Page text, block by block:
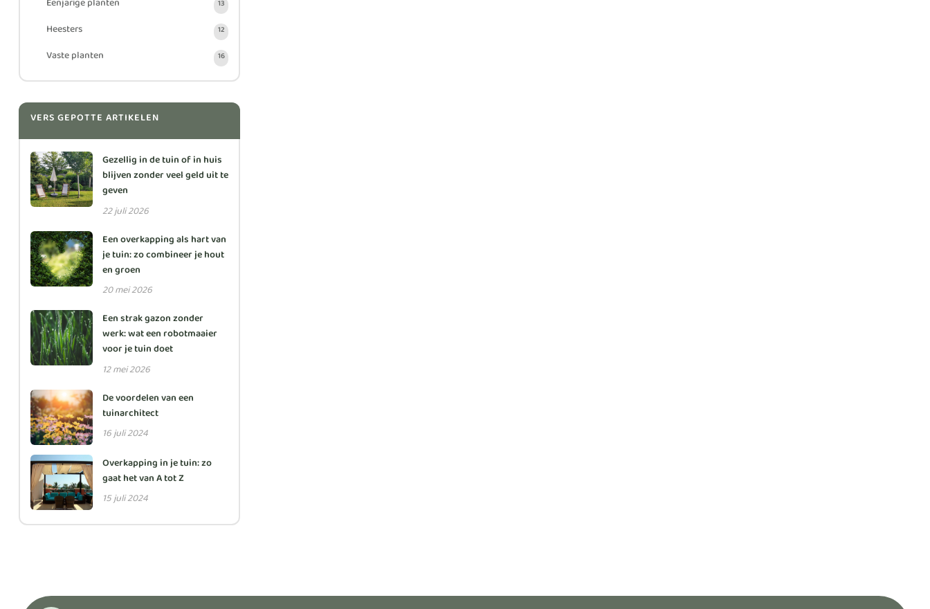
Eenjarige planten 13
Heesters 12
Vaste planten 16
VERS GEPOTTE ARTIKELEN
Gezellig in de tuin of in huis
blijven zonder veel geld uit te
geven
22 juli 2026
Een overkapping als hart van
je tuin: zo combineer je hout
en groen
20 mei 2026
Een strak gazon zonder
werk: wat een robotmaaier
voor je tuin doet
12 mei 2026
De voordelen van een
tuinarchitect
16 juli 2024
Overkapping in je tuin: zo
gaat het van A tot Z
15 juli 2024